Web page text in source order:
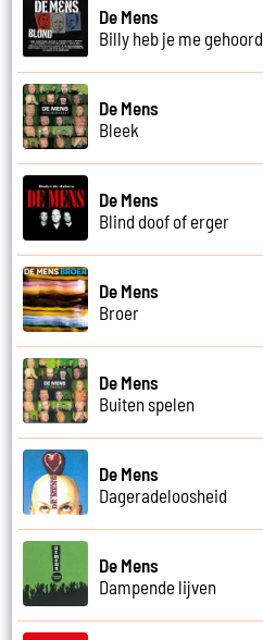
De Mens
Billy heb je me gehoord
De Mens
Bleek
De Mens
Blind doof of erger
De Mens
Broer
De Mens
Buiten spelen
De Mens
Dageradeloosheid
De Mens
Dampende lijven